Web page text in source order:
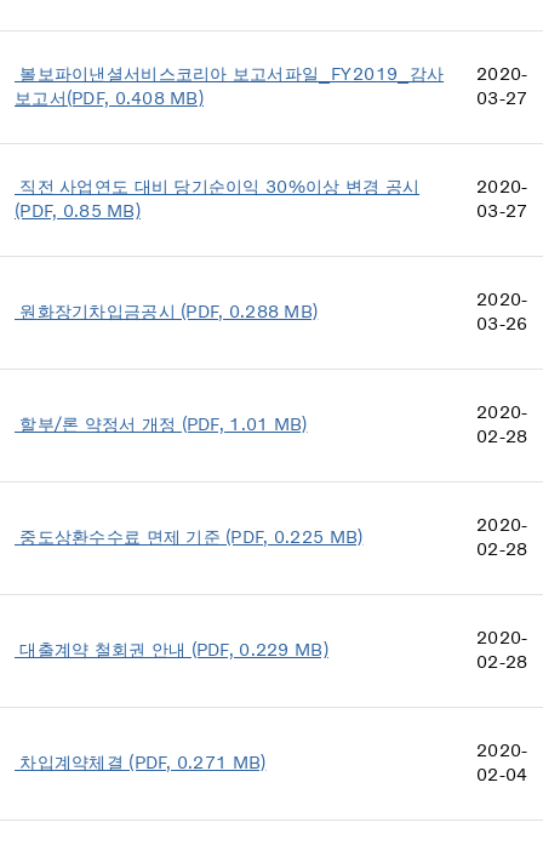
볼보파이낸셜서비스코리아 보고서파일_FY2019_감사
보고서(PDF, 0.408 MB)
2020-
03-27
직전 사업연도 대비 당기순이익 30%이상 변경 공시
(PDF, 0.85 MB)
2020-
03-27
원화장기차입금공시 (PDF, 0.288 MB)
2020-
03-26
할부/론 약정서 개정 (PDF, 1.01 MB)
2020-
02-28
중도상환수수료 면제 기준 (PDF, 0.225 MB)
2020-
02-28
대출계약 철회권 안내 (PDF, 0.229 MB)
2020-
02-28
차입계약체결 (PDF, 0.271 MB)
2020-
02-04